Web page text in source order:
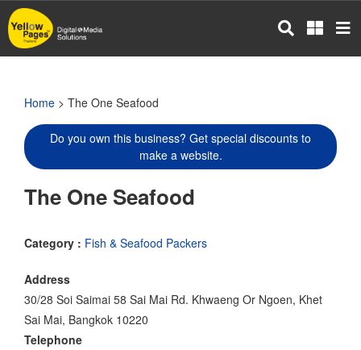
Skip
to
main
Home > The One Seafood
Do you own this business? Get special discounts to
make a website.
The One Seafood
Category : Fish & Seafood Packers
Address
30/28 Soi Saimai 58 Sai Mai Rd. Khwaeng Or Ngoen, Khet
Sai Mai, Bangkok 10220
Telephone